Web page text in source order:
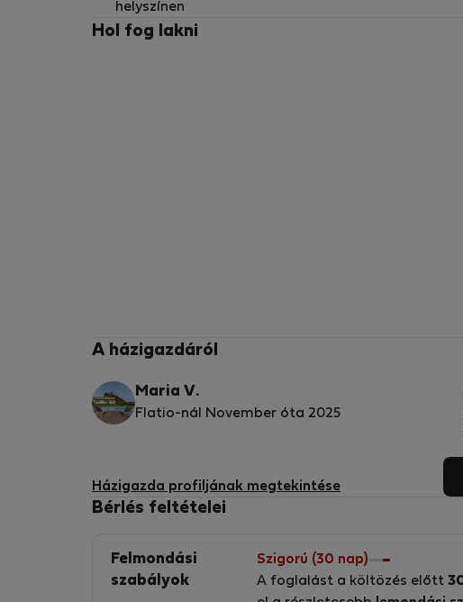
helyszínen
Hol fog lakni
A házigazdáról
Maria V.
Flatio-nál November óta 2025
Házigazda profiljának megtekintése
Bérlés feltételei
Felmondási
szabályok
Szigorú (30 nap)
A foglalást a költözés előtt